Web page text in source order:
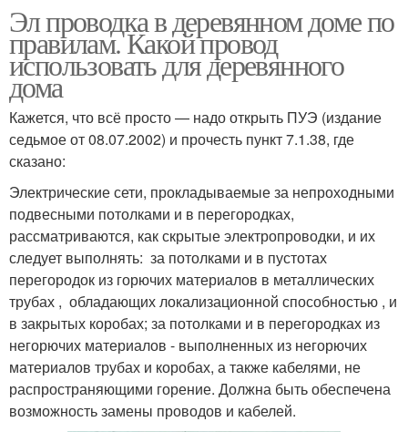
Эл проводка в деревянном доме по
правилам. Какой провод
использовать для деревянного
дома
Кажется, что всё просто — надо открыть ПУЭ (издание
седьмое от 08.07.2002) и прочесть пункт 7.1.38, где
сказано:
Электрические сети, прокладываемые за непроходными
подвесными потолками и в перегородках,
рассматриваются, как скрытые электропроводки, и их
следует выполнять: за потолками и в пустотах
перегородок из горючих материалов в металлических
трубах , обладающих локализационной способностью , и
в закрытых коробах; за потолками и в перегородках из
негорючих материалов - выполненных из негорючих
материалов трубах и коробах, а также кабелями, не
распространяющими горение. Должна быть обеспечена
возможность замены проводов и кабелей.